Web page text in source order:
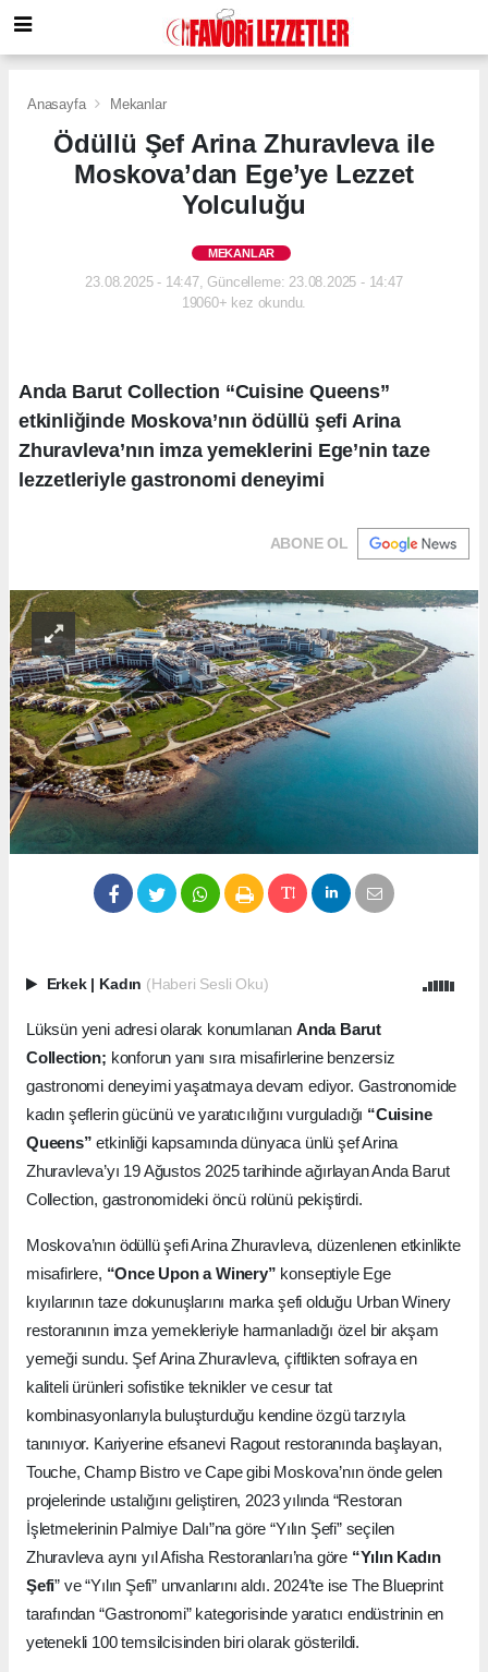
Anasayfa Mekanlar
Ödüllü Şef Arina Zhuravleva ile
Moskova’dan Ege’ye Lezzet
Yolculuğu
MEKANLAR
23.08.2025 - 14:47, Güncelleme: 23.08.2025 - 14:47
19060+ kez okundu.
Anda Barut Collection “Cuisine Queens”
etkinliğinde Moskova’nın ödüllü şefi Arina
Zhuravleva’nın imza yemeklerini Ege’nin taze
lezzetleriyle gastronomi deneyimi
ABONE OL
Erkek | Kadın (Haberi Sesli Oku)
Lüksün yeni adresi olarak konumlanan Anda Barut
Collection; konforun yanı sıra misafirlerine benzersiz
gastronomi deneyimi yaşatmaya devam ediyor. Gastronomide
kadın şeflerin gücünü ve yaratıcılığını vurguladığı “Cuisine
Queens”etkinliği kapsamında dünyaca ünlü şef Arina
Zhuravleva’yı 19 Ağustos 2025 tarihinde ağırlayan Anda Barut
Collection, gastronomideki öncü rolünü pekiştirdi.
Moskova’nın ödüllü şefi Arina Zhuravleva, düzenlenen etkinlikte
misafirlere, “Once Upon a Winery” konseptiyle Ege
kıyılarının taze dokunuşlarını marka şefi olduğu Urban Winery
restoranının imza yemekleriyle harmanladığı özel bir akşam
yemeği sundu. Şef Arina Zhuravleva, çiftlikten sofraya en
kaliteli ürünleri sofistike teknikler ve cesur tat
kombinasyonlarıyla buluşturduğu kendine özgü tarzıyla
tanınıyor. Kariyerine efsanevi Ragout restoranında başlayan,
Touche, Champ Bistro ve Cape gibi Moskova’nın önde gelen
projelerinde ustalığını geliştiren, 2023 yılında “Restoran
İşletmelerinin Palmiye Dalı”na göre “Yılın Şefi” seçilen
Zhuravleva aynı yıl Afisha Restoranları’na göre“Yılın Kadın
Şefi” ve “Yılın Şefi” unvanlarını aldı. 2024’te ise The Blueprint
tarafından “Gastronomi” kategorisinde yaratıcı endüstrinin en
yetenekli 100 temsilcisinden biri olarak gösterildi.